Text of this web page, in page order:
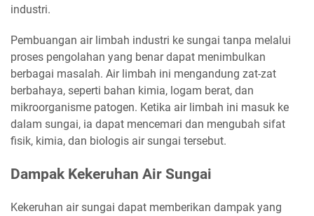
industri.
Pembuangan air limbah industri ke sungai tanpa melalui
proses pengolahan yang benar dapat menimbulkan
berbagai masalah. Air limbah ini mengandung zat-zat
berbahaya, seperti bahan kimia, logam berat, dan
mikroorganisme patogen. Ketika air limbah ini masuk ke
dalam sungai, ia dapat mencemari dan mengubah sifat
fisik, kimia, dan biologis air sungai tersebut.
Dampak Kekeruhan Air Sungai
Kekeruhan air sungai dapat memberikan dampak yang